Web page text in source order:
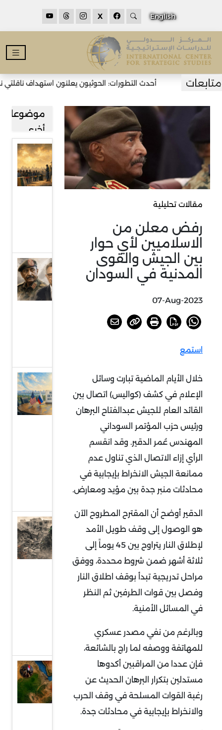
English
X
أحدث التطورات: الحوثيون يعلنون استهداف ناقلتي
مقالات تحليلية
رفض معلن من
الاسلاميين لأي حوار
بين الجيش والقوى
المدنية في السودان
07-Aug-2023
استمع
خلال الأيام الماضية تبارت وسائل
الإعلام في كشف (كواليس) اتصال بين
القائد العام للجيش عبدالفتاح البرهان
ورئيس حزب المؤتمر السوداني
المهندس عُمر الدقير. وقد انقسم
الرأي إزاء الاتصال الذي تناول عدم
ممانعة الجيش الانخراط بإيجابية في
محادثات منبر جدة بين مؤيد ومعارض.
الدقير أوضح أن المقترح المطروح الآن
هو الوصول إلى وقف طويل الأمد
لإطلاق النار يتراوح بين 45 يوماً إلى
ثلاثة أشهر ضمن شروط محددة، ووفق
مراحل تدريجية تبدأ بوقف اطلاق النار
وفصل بين قوات الطرفين ثم النظر
في المسائل الأمنية.
وبالرغم من نفي مصدر عسكري
للمهاتفة ووصفه لما راج بالشائعة،
فإن عددا من المراقبين أكدوها
مستدلين بتكرار البرهان الحديث عن
رغبة القوات المسلحة في وقف الحرب
والانخراط بإيجابية في محادثات جدة.
موضوعات
أخرى
قراءة في
صعود
حركة
إفريقيا
السودان
أمام
عودة
الحديث
عن
النووي
إلى
واجهة
السياسة
حماس
وقطاع
غزة..
واقع
صعب
وهيكلة
البقاء
السودان
في قلب
التمدد
الإيراني: